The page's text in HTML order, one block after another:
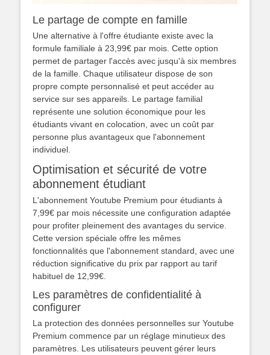
Le partage de compte en famille
Une alternative à l'offre étudiante existe avec la
formule familiale à 23,99€ par mois. Cette option
permet de partager l'accès avec jusqu'à six membres
de la famille. Chaque utilisateur dispose de son
propre compte personnalisé et peut accéder au
service sur ses appareils. Le partage familial
représente une solution économique pour les
étudiants vivant en colocation, avec un coût par
personne plus avantageux que l'abonnement
individuel.
Optimisation et sécurité de votre
abonnement étudiant
L'abonnement Youtube Premium pour étudiants à
7,99€ par mois nécessite une configuration adaptée
pour profiter pleinement des avantages du service.
Cette version spéciale offre les mêmes
fonctionnalités que l'abonnement standard, avec une
réduction significative du prix par rapport au tarif
habituel de 12,99€.
Les paramètres de confidentialité à
configurer
La protection des données personnelles sur Youtube
Premium commence par un réglage minutieux des
paramètres. Les utilisateurs peuvent gérer leurs